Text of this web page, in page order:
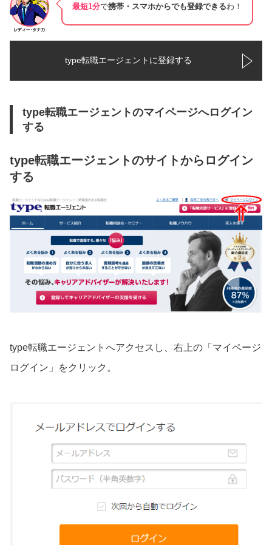
最短1分で携帯・スマホからでも登録できるわ！
type転職エージェントに登録する
type転職エージェントのマイページへログイン
する
type転職エージェントのサイトからログイン
する
type転職エージェントへアクセスし、右上の「マイページ
ログイン」をクリック。